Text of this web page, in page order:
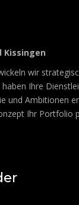
Kissingen
wir
Ihre
und Ambitionen
Ihr Portfolio